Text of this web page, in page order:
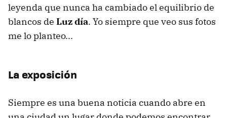
leyenda que nunca ha cambiado el equilibrio de
blancos de Luz día. Yo siempre que veo sus fotos
me lo planteo...
La exposición
Siempre es una buena noticia cuando abre en